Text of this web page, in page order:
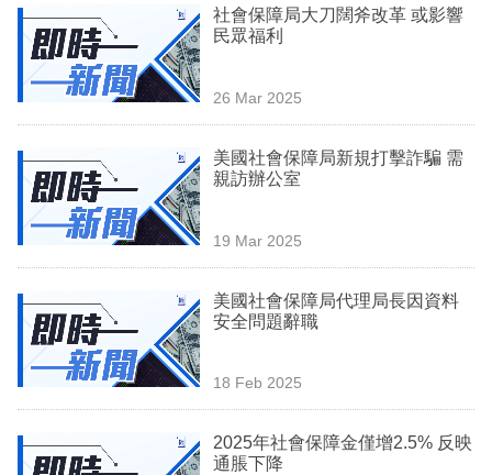
社會保障局大刀闊斧改革 或影響
民眾福利
26 Mar 2025
美國社會保障局新規打擊詐騙 需
親訪辦公室
19 Mar 2025
美國社會保障局代理局長因資料
安全問題辭職
18 Feb 2025
2025年社會保障金僅增2.5% 反映
通脹下降